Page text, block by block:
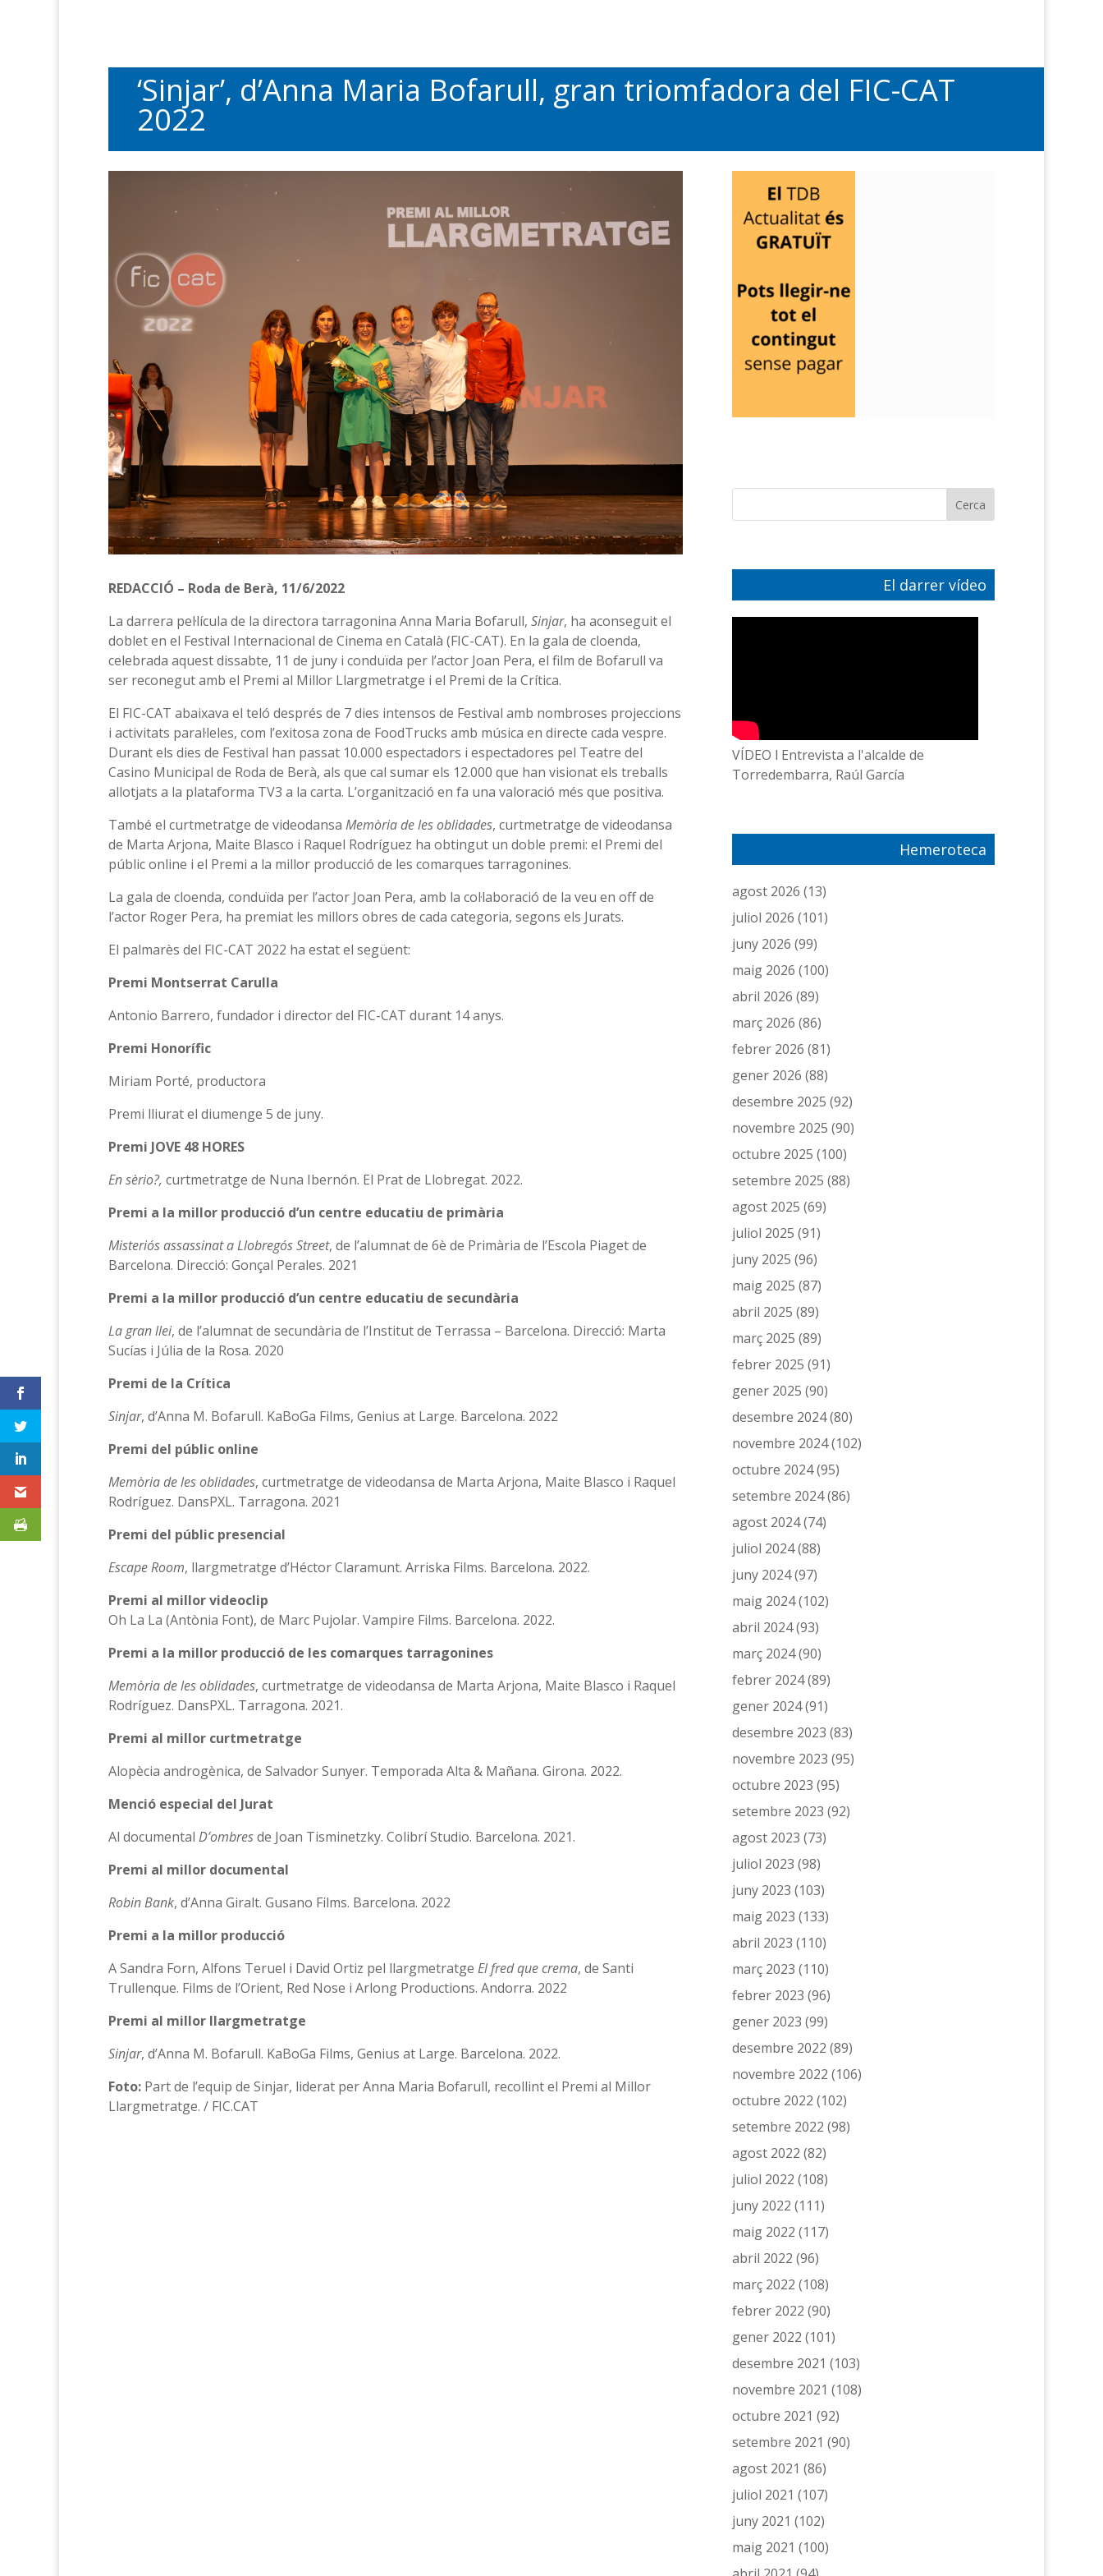
‘Sinjar’, d’Anna Maria Bofarull, gran triomfadora del FIC-CAT
2022
REDACCIÓ – Roda de Berà, 11/6/2022
La darrera pel·lícula de la directora tarragonina Anna Maria Bofarull, Sinjar, ha aconseguit el
doblet en el Festival Internacional de Cinema en Català (FIC-CAT). En la gala de cloenda,
celebrada aquest dissabte, 11 de juny i conduïda per l’actor Joan Pera, el film de Bofarull va
ser reconegut amb el Premi al Millor Llargmetratge i el Premi de la Crítica.
El FIC-CAT abaixava el teló després de 7 dies intensos de Festival amb nombroses projeccions
i activitats paral·leles, com l’exitosa zona de FoodTrucks amb música en directe cada vespre.
Durant els dies de Festival han passat 10.000 espectadors i espectadores pel Teatre del
Casino Municipal de Roda de Berà, als que cal sumar els 12.000 que han visionat els treballs
allotjats a la plataforma TV3 a la carta. L’organització en fa una valoració més que positiva.
També el curtmetratge de videodansa Memòria de les oblidades, curtmetratge de videodansa
de Marta Arjona, Maite Blasco i Raquel Rodríguez ha obtingut un doble premi: el Premi del
públic online i el Premi a la millor producció de les comarques tarragonines.
La gala de cloenda, conduïda per l’actor Joan Pera, amb la col·laboració de la veu en off de
l’actor Roger Pera, ha premiat les millors obres de cada categoria, segons els Jurats.
El palmarès del FIC-CAT 2022 ha estat el següent:
Premi Montserrat Carulla
Antonio Barrero, fundador i director del FIC-CAT durant 14 anys.
Premi Honorífic
Miriam Porté, productora
Premi lliurat el diumenge 5 de juny.
Premi JOVE 48 HORES
En sèrio?, curtmetratge de Nuna Ibernón. El Prat de Llobregat. 2022.
Premi a la millor producció d’un centre educatiu de primària
Misteriós assassinat a Llobregós Street, de l’alumnat de 6è de Primària de l’Escola Piaget de
Barcelona. Direcció: Gonçal Perales. 2021
Premi a la millor producció d’un centre educatiu de secundària
La gran llei, de l’alumnat de secundària de l’Institut de Terrassa – Barcelona. Direcció: Marta
Sucías i Júlia de la Rosa. 2020
Premi de la Crítica
Sinjar, d’Anna M. Bofarull. KaBoGa Films, Genius at Large. Barcelona. 2022
Premi del públic online
Memòria de les oblidades, curtmetratge de videodansa de Marta Arjona, Maite Blasco i Raquel
Rodríguez. DansPXL. Tarragona. 2021
Premi del públic presencial
Escape Room, llargmetratge d’Héctor Claramunt. Arriska Films. Barcelona. 2022.
Premi al millor videoclip
Oh La La (Antònia Font), de Marc Pujolar. Vampire Films. Barcelona. 2022.
Premi a la millor producció de les comarques tarragonines
Memòria de les oblidades, curtmetratge de videodansa de Marta Arjona, Maite Blasco i Raquel
Rodríguez. DansPXL. Tarragona. 2021.
Premi al millor curtmetratge
Alopècia androgènica, de Salvador Sunyer. Temporada Alta & Mañana. Girona. 2022.
Menció especial del Jurat
Al documental D’ombresde Joan Tisminetzky. Colibrí Studio. Barcelona. 2021.
Premi al millor documental
Robin Bank, d’Anna Giralt. Gusano Films. Barcelona. 2022
Premi a la millor producció
A Sandra Forn, Alfons Teruel i David Ortiz pel llargmetratge El fred que crema, de Santi
Trullenque. Films de l’Orient, Red Nose i Arlong Productions. Andorra. 2022
Premi al millor llargmetratge
Sinjar, d’Anna M. Bofarull. KaBoGa Films, Genius at Large. Barcelona. 2022.
Foto: Part de l’equip de Sinjar, liderat per Anna Maria Bofarull, recollint el Premi al Millor
Llargmetratge. / FIC.CAT
El darrer vídeo
VÍDEO l Entrevista a l'alcalde de
Torredembarra, Raúl García
Hemeroteca
agost 2026 (13)
juliol 2026 (101)
juny 2026 (99)
maig 2026 (100)
abril 2026 (89)
març 2026 (86)
febrer 2026 (81)
gener 2026 (88)
desembre 2025 (92)
novembre 2025 (90)
octubre 2025 (100)
setembre 2025 (88)
agost 2025 (69)
juliol 2025 (91)
juny 2025 (96)
maig 2025 (87)
abril 2025 (89)
març 2025 (89)
febrer 2025 (91)
gener 2025 (90)
desembre 2024(80)
novembre 2024(102)
octubre 2024(95)
setembre 2024(86)
agost 2024(74)
juliol 2024(88)
juny 2024(97)
maig 2024(102)
abril 2024(93)
març 2024(90)
febrer 2024(89)
gener 2024(91)
desembre 2023 (83)
novembre 2023 (95)
octubre 2023 (95)
setembre 2023 (92)
agost 2023 (73)
juliol 2023 (98)
juny 2023 (103)
maig 2023 (133)
abril 2023 (110)
març 2023 (110)
febrer 2023 (96)
gener 2023 (99)
desembre 2022 (89)
novembre 2022 (106)
octubre 2022 (102)
setembre 2022 (98)
agost 2022 (82)
juliol 2022 (108)
juny 2022 (111)
maig 2022 (117)
abril 2022 (96)
març 2022 (108)
febrer 2022 (90)
gener 2022 (101)
desembre 2021 (103)
novembre 2021 (108)
octubre 2021 (92)
setembre 2021 (90)
agost 2021 (86)
juliol 2021 (107)
juny 2021 (102)
maig 2021 (100)